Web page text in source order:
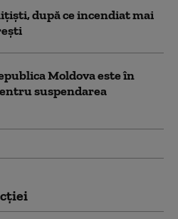
după ce incendiat mai
Moldova este în
suspendarea